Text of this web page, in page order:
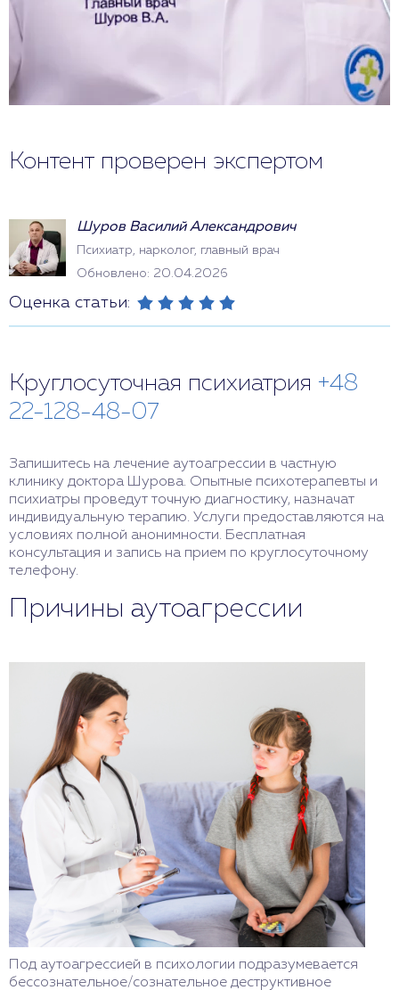
Контент проверен экспертом
Шуров Василий Александрович
Психиатр, нарколог, главный врач
Обновлено: 20.04.2026
Оценка статьи:
Круглосуточная психиатрия +48
22-128-48-07
Запишитесь на лечение аутоагрессии в частную
клинику доктора Шурова. Опытные психотерапевты и
психиатры проведут точную диагностику, назначат
индивидуальную терапию. Услуги предоставляются на
условиях полной анонимности. Бесплатная
консультация и запись на прием по круглосуточному
телефону.
Причины аутоагрессии
Под аутоагрессией в психологии подразумевается
бессознательное/сознательное деструктивное